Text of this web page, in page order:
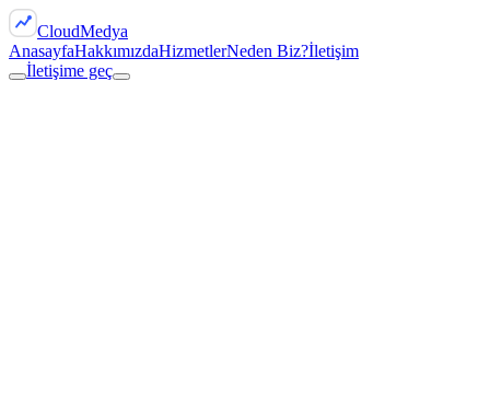
CloudMedya
AnasayfaHakkımızdaHizmetlerNeden Biz?İletişim
İletişime geç